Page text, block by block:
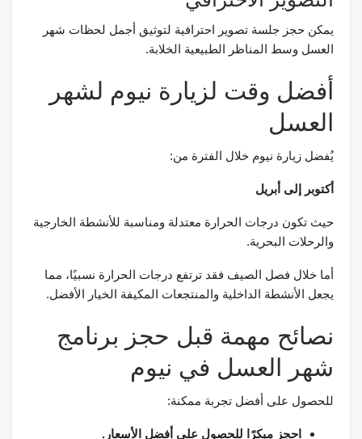
يمكن حجز جلسة تصوير احترافية لتوثيق أجمل لحظات شهر
العسل وسط المناظر الطبيعية الخلابة.
أفضل وقت لزيارة نيوم لشهر
العسل
يُفضل زيارة نيوم خلال الفترة من:
أكتوبر إلى أبريل
حيث تكون درجات الحرارة معتدلة ومناسبة للأنشطة الخارجية
والرحلات البحرية.
أما خلال فصل الصيف فقد ترتفع درجات الحرارة نسبيًا، مما
يجعل الأنشطة الداخلية والمنتجعات المكيفة الخيار الأفضل.
نصائح مهمة قبل حجز برنامج
شهر العسل في نيوم
للحصول على أفضل تجربة ممكنة:
احجز مبكرًا للحصول على أفضل الأسعار.